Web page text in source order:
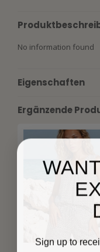
No information found
Eigenschaften
Ergänzende
Sign up to